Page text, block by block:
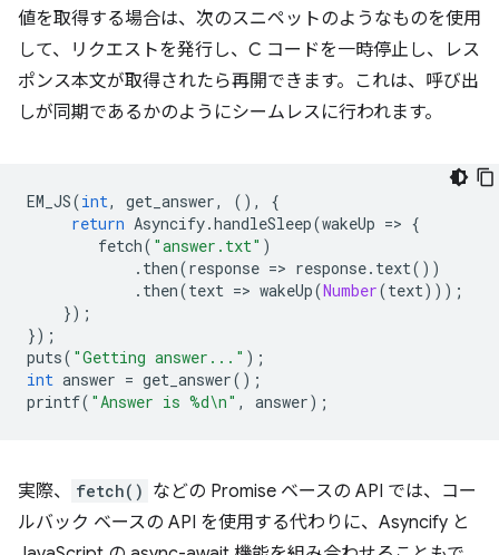
値を取得する場合は、次のスニペットのようなものを使用
して、リクエストを発行し、C コードを一時停止し、レス
ポンス本文が取得されたら再開できます。これは、呼び出
しが同期であるかのようにシームレスに行われます。
EM_JS(int, get_answer, (),
{
return Asyncify.handleSleep(wakeUp => {
fetch( "answer.txt" )
. then(response => response. text())
. then(text => wakeUp(Number(text)));
});
});
puts( "Getting answer..." );
int answer = get_answer();
printf( "Answer is %d\n" , answer);
実際、 fetch() などの Promise ベースの API では、コー
ルバック ベースの API を使用する代わりに、Asyncify と